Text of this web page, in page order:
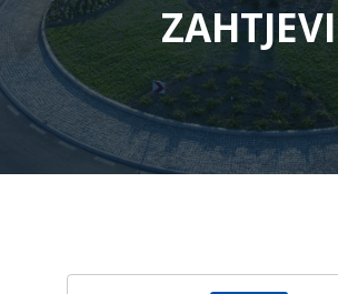
ZAHTJEVI